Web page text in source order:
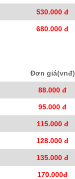
530.000 đ
680.000 đ
Đơn giá(vnđ)
88.000 đ
95.000 đ
115.000 đ
128.000 đ
135.000 đ
170.000đ